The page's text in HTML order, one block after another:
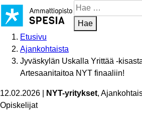
Siirry
sisältöön
Hae
sivustosta
Hae
Etusivu
Ajankohtaista
Jyväskylän Uskalla Yrittää -
Artesaanitaitoa NYT finaaliin!
12.02.2026 NYT-yritykset,
Opiskelijat